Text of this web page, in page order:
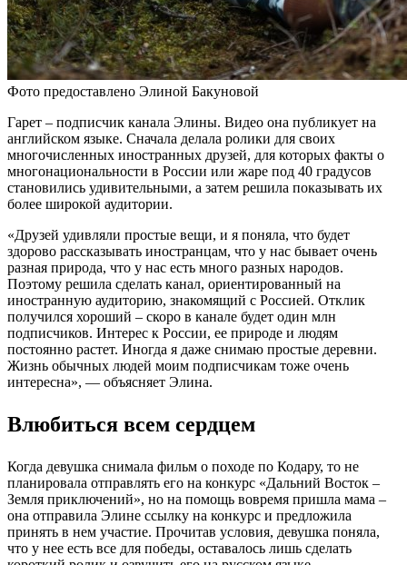
Фото предоставлено Элиной Бакуновой
Гарет – подписчик канала Элины. Видео она публикует на
английском языке. Сначала делала ролики для своих
многочисленных иностранных друзей, для которых факты о
многонациональности в России или жаре под 40 градусов
становились удивительными, а затем решила показывать их
более широкой аудитории.
«Друзей удивляли простые вещи, и я поняла, что будет
здорово рассказывать иностранцам, что у нас бывает очень
разная природа, что у нас есть много разных народов.
Поэтому решила сделать канал, ориентированный на
иностранную аудиторию, знакомящий с Россией. Отклик
получился хороший – скоро в канале будет один млн
подписчиков. Интерес к России, ее природе и людям
постоянно растет. Иногда я даже снимаю простые деревни.
Жизнь обычных людей моим подписчикам тоже очень
интересна», — объясняет Элина.
Влюбиться всем сердцем
Когда девушка снимала фильм о походе по Кодару, то не
планировала отправлять его на конкурс «Дальний Восток –
Земля приключений», но на помощь вовремя пришла мама –
она отправила Элине ссылку на конкурс и предложила
принять в нем участие. Прочитав условия, девушка поняла,
что у нее есть все для победы, оставалось лишь сделать